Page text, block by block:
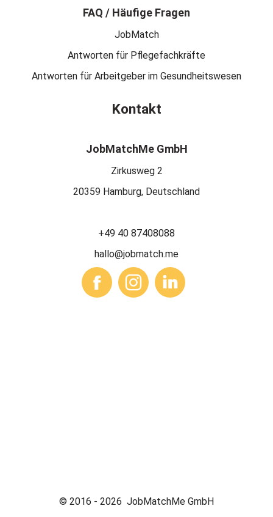
FAQ / Häufige Fragen
JobMatch
Antworten für Pflegefachkräfte
Antworten für Arbeitgeber im Gesundheitswesen
Kontakt
JobMatchMe GmbH
Zirkusweg 2
20359 Hamburg, Deutschland
+49 40 87408088
hallo@jobmatch.me
© 2016 - 2026 JobMatchMe GmbH